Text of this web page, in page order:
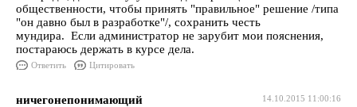
общественности, чтобы принять "правильное" решение /типа
"он давно был в разработке"/, сохранить честь
мундира. Если администратор не зарубит мои пояснения,
постараюсь держать в курсе дела.
Ответить Цитировать
14.10.2015 11:00:16
ничегонепонимающий